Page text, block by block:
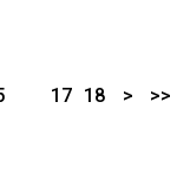
17 18 > >>